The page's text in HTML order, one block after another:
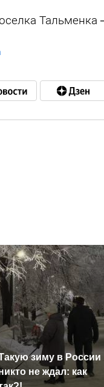
Тальменка
зиму в России
не ждал: как